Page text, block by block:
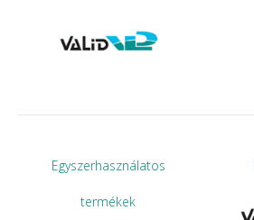
Egyszerhasználatos
termékek